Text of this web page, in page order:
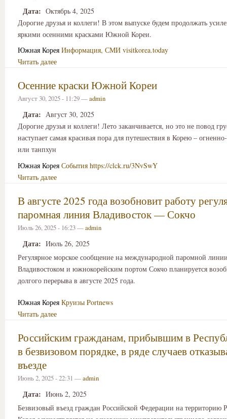
Дата: Октябрь 4, 2025
Дорогие друзья и коллеги! В этом выпуске будем продолжать
яркими осенними красками Южной Кореи.
Южная Корея Информация, СМИ visitkorea.today
Читать далее
Осенние краски Южной Кореи
Август 30, 2025 - 11:29 —admin
Дата: Август 30, 2025
Дорогие друзья и коллеги! Лето заканчивается, но это не повод
наступает самая красивая пора для путешествия в Корею –
или танпхун
Южная Корея События https://clck.ru/3NvSwY
Читать далее
В августе 2025 года возобновит работу
паромная линия Владивосток — Сокчо
Июль 26, 2025 - 16:23 —admin
Дата: Июль 26, 2025
Регулярное морское сообщение на международной паромной
Владивостоком и южнокорейским портом Сокчо планируется
долгого перерыва в августе 2025 года.
Южная Корея Круизы Portnews
Читать далее
Российским гражданам, прибывшим в
в безвизовом порядке, в ряде случаев
въезде
Июнь 2, 2025 - 22:31 —admin
Дата: Июнь 2, 2025
Безвизовый въезд граждан Российской Федерации на территорию